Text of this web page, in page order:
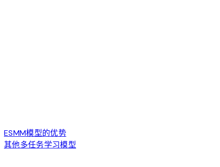
ESMM模型的优势
其他多任务学习模型